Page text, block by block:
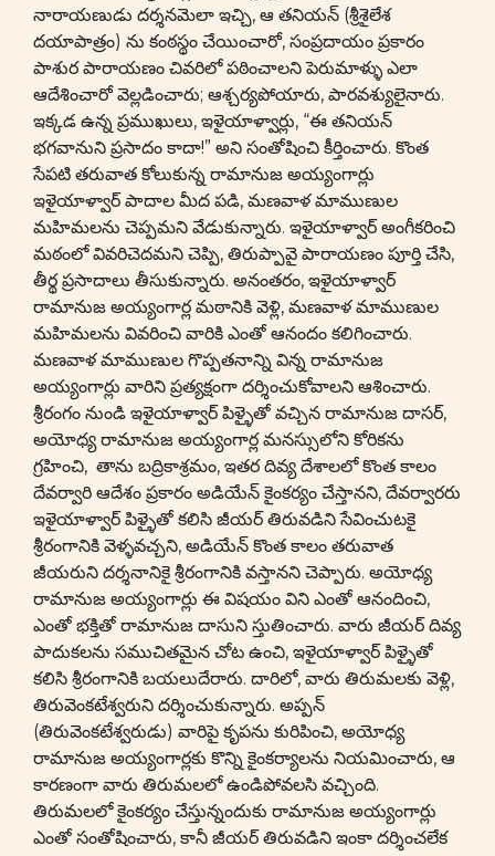
నారాయణుడు దర్శనమెలా ఇచ్చి, ఆ తనియన్ (శ్రీశైలేశ
దయాపాత్రం) ను కంఠస్థం చేయించారో, సంప్రదాయం ప్రకారం
పాశుర పారాయణం చివరిలో పఠించాలని పెరుమాళ్ళు ఎలా
ఆదేశించారో వెల్లడించారు; ఆశ్చర్యపోయారు, పారవశ్యులైనారు.
ఇక్కడ ఉన్న ప్రముఖులు, ఇళైయాళ్వార్లు, “ఈ తనియన్
భగవానుని ప్రసాదం కాదా!” అని సంతోషించి కీర్తించారు. కొంత
సేపటి తరువాత కోలుకున్న రామానుజ అయ్యంగార్లు
ఇళైయాళ్వార్ పాదాల మీద పడి, మణవాళ మాముణుల
మహిమలను చెప్పమని వేడుకున్నారు. ఇళైయాళ్వార్ అంగీకరించి
మఠంలో వివరిచెదమని చెప్పి, తిరుప్పావై పారాయణం పూర్తి చేసి,
తీర్థ ప్రసాదాలు తీసుకున్నారు. అనంతరం, ఇళైయాళ్వార్
రామానుజ అయ్యంగార్ల మఠానికి వెళ్లి, మణవాళ మాముణుల
మహిమలను వివరించి వారికి ఎంతో ఆనందం కలిగించారు.
మణవాళ మాముణుల గొప్పతనాన్ని విన్న రామానుజ
అయ్యంగార్లు వారిని ప్రత్యక్షంగా దర్శించుకోవాలని ఆశించారు.
శ్రీరంగం నుండి ఇళైయాళ్వార్ పిళ్ళైతో వచ్చిన రామానుజ దాసర్,
అయోధ్య రామానుజ అయ్యంగార్ల మనస్సులోని కోరికను
గ్రహించి, తాను బద్రికాశ్రమం, ఇతర దివ్య దేశాలలో కొంత కాలం
దేవర్వారి ఆదేశం ప్రకారం అడియేన్ కైంకర్యం చేస్తానని, దేవర్వారరు
ఇళైయాళ్వార్ పిళ్ళైతో కలిసి జీయర్ తిరువడిని సేవించుటకై
శ్రీరంగానికి వెళ్ళవచ్చని, అడియేన్ కొంత కాలం తరువాత
జీయరుని దర్శనానికై శ్రీరంగానికి వస్తానని చెప్పారు. అయోధ్య
రామానుజ అయ్యంగార్లు ఈ విషయం విని ఎంతో ఆనందించి,
ఎంతో భక్తితో రామానుజ దాసుని స్తుతించారు. వారు జీయర్ దివ్య
పాదుకలను సముచితమైన చోట ఉంచి, ఇళైయాళ్వార్ పిళ్ళైతో
కలిసి శ్రీరంగానికి బయలుదేరారు. దారిలో, వారు తిరుమలకు వెళ్లి,
తిరువెంకటేశ్వరుని దర్శించుకున్నారు. అప్పన్
(తిరువెంకటేశ్వరుడు) వారిపై కృపను కురిపించి, అయోధ్య
రామానుజ అయ్యంగార్లకు కొన్ని కైంకర్యాలను నియమించారు, ఆ
కారణంగా వారు తిరుమలలో ఉండిపోవలసి వచ్చింది.
తిరుమలలో కైంకర్యం చేస్తున్నందుకు రామానుజ అయ్యంగార్లు
ఎంతో సంతోషించారు, కానీ జీయర్ తిరువడిని ఇంకా దర్శించలేక